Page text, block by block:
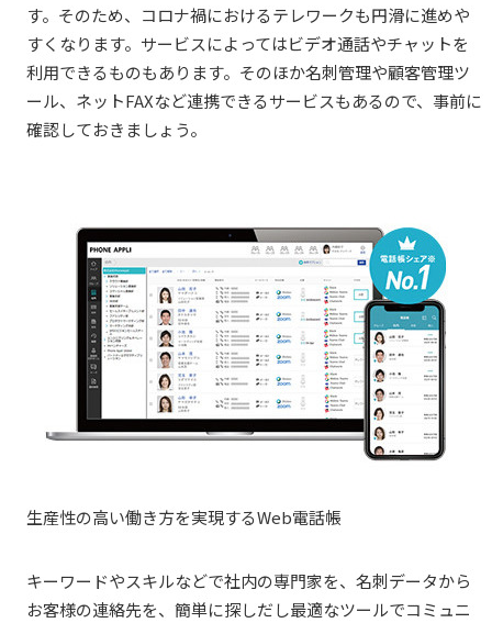
す。そのため、コロナ禍におけるテレワークも円滑に進めや
すくなります。サービスによってはビデオ通話やチャットを
利用できるものもあります。そのほか名刺管理や顧客管理ツ
ール、ネットFAXなど連携できるサービスもあるので、事前に
確認しておきましょう。
生産性の高い働き方を実現するWeb電話帳
キーワードやスキルなどで社内の専門家を、名刺データから
お客様の連絡先を、簡単に探しだし最適なツールでコミュニ